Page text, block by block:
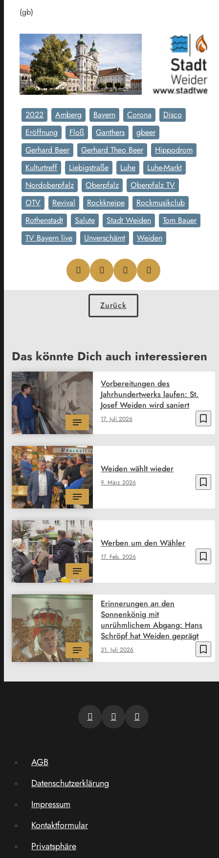
(gb)
2022 Amberg Bayern Corona
Disco
Eröffnung
Floß Ganthers
gbeer
Gerhard Beer
Gerhard Theo Beer
Hippodrom
Kulturtreff
Liebigstraße Luhe
Luhe-Markt
Nordoberpfalz
Oberpfalz
Oberpfalz TV
OTV
Revival Rockkneipe
Rockmusikclub
Rothenstadt
Salute Stadt Weiden
Tom Bauer
TV Bayern live
Unverschämt Weiden
Zurück
Das könnte Dich auch interessieren
bookmark_border
17. Juli 2026
Vorbereitungen des
Jahrhundertwerks laufen: St.
Josef Weiden wird saniert
bookmark_border
9. März 2026
Weiden wählt wieder
bookmark_border
17. Feb. 2026
Werben um den Wähler
bookmark_border
31. Juli 2026
Erinnerungen an den
Sonnenkönig mit
unrühmlichem Abgang: Hans
Schröpf hat Weiden geprägt
AGB
Datenschutzerklärung
Impressum
Kontaktformular
Privatsphäre